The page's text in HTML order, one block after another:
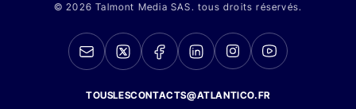
© 2026 Talmont Media SAS. tous droits réservés.
TOUSLESCONTACTS@ATLANTICO.FR